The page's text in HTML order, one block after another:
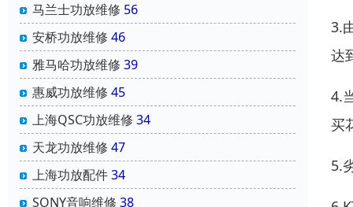
马兰士功放维修 56
安桥功放维修 46
雅马哈功放维修 39
惠威功放维修 45
上海QSC功放维修 34
天龙功放维修 47
上海功放配件34
SONY音响维修 38
3.
达
4.
买
5.